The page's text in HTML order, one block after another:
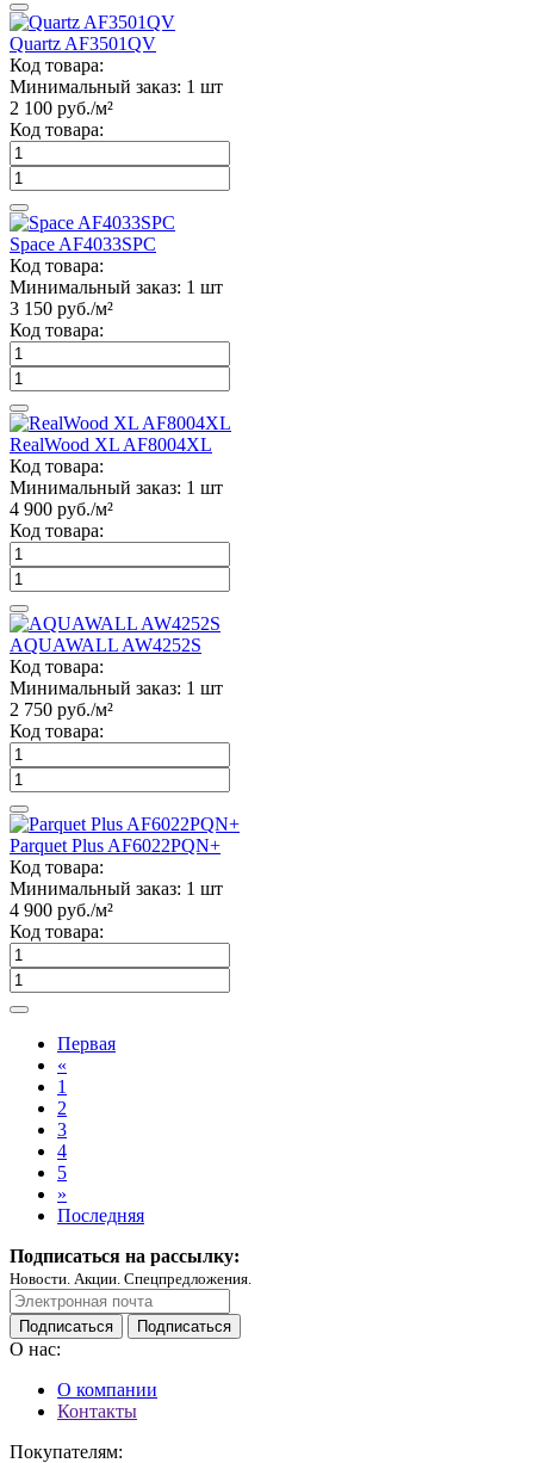
Quartz AF3501QV
Код товара:
Минимальный заказ: 1 шт
2 100 руб./м²
Код товара:
Space AF4033SPC
Код товара:
Минимальный заказ: 1 шт
3 150 руб./м²
Код товара:
RealWood XL AF8004XL
Код товара:
Минимальный заказ: 1 шт
4 900 руб./м²
Код товара:
AQUAWALL AW4252S
Код товара:
Минимальный заказ: 1 шт
2 750 руб./м²
Код товара:
Parquet Plus AF6022PQN+
Код товара:
Минимальный заказ: 1 шт
4 900 руб./м²
Код товара:
Первая
«
1
2
3
4
5
»
Последняя
Подписаться на рассылку:
Новости. Акции. Спецпредложения.
Подписаться Подписаться
О нас:
О компании
Контакты
Покупателям: